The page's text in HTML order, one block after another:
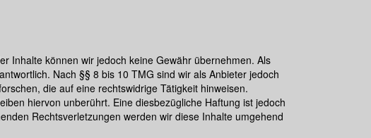
Inhalte können wir jedoch keine Gewähr übernehmen. Als
Nach §§ 8 bis 10 TMG sind wir als Anbieter jedoch
die auf eine rechtswidrige Tätigkeit hinweisen.
hiervon unberührt. Eine diesbezügliche Haftung ist jedoch
Rechtsverletzungen werden wir diese Inhalte umgehend